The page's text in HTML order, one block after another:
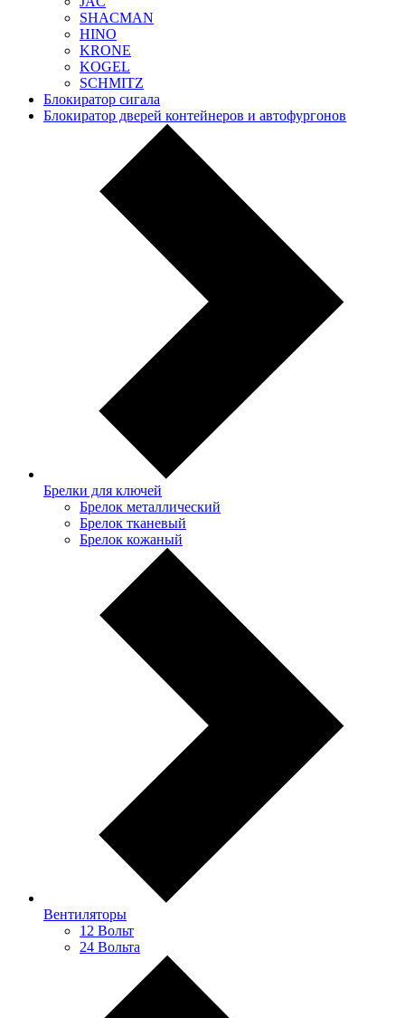
SHACMAN
HINO
KRONE
KOGEL
SCHMITZ
Блокиратор сигала
Блокиратор дверей контейнеров и автофургонов
Брелки для ключей
Брелок металлический
Брелок тканевый
Брелок кожаный
Вентиляторы
12 Вольт
24 Вольта